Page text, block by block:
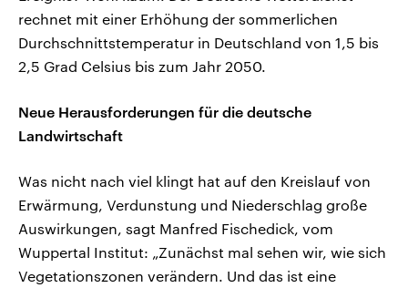
rechnet mit einer Erhöhung der sommerlichen
Durchschnittstemperatur in Deutschland von 1,5 bis
2,5 Grad Celsius bis zum Jahr 2050.
Neue Herausforderungen für die deutsche
Landwirtschaft
Was nicht nach viel klingt hat auf den Kreislauf von
Erwärmung, Verdunstung und Niederschlag große
Auswirkungen, sagt Manfred Fischedick, vom
Wuppertal Institut: „Zunächst mal sehen wir, wie sich
Vegetationszonen verändern. Und das ist eine